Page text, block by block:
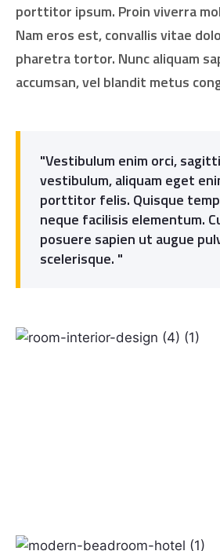
porttitor ipsum. Proin viverra
Nam eros est, convallis vitae
pharetra tortor. Nunc aliquam
accumsan, vel blandit metus
"Vestibulum enim orci,
vestibulum, aliquam eget
porttitor felis. Quisque
neque facilisis elementum.
posuere sapien ut augue
scelerisque. "